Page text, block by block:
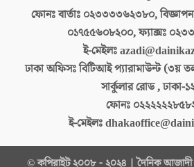
ফোনঃ বার্তাঃ ০২৩৩৩৩৬২৩৮০,
০১৭৫৫৬০৮২০০, ফ্যাক্সঃ
ই-মেইলঃ
ঢাকা অফিসঃবিটিআই প্যারামাউন্ট (৩য়
সার্কুলার রোড , ঢাকা-
ফোনঃ
ই-মেইলঃ
© কপিরাইট ২০০৮ - ২০২৪ | দৈনিক আজাদী